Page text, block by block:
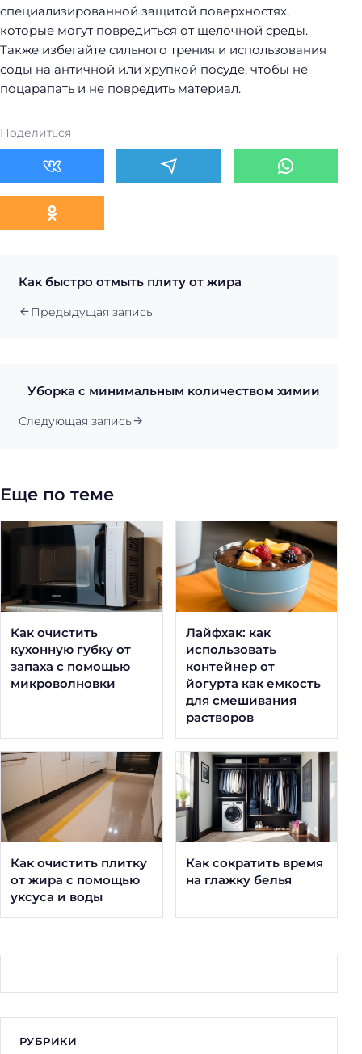
специализированной защитой поверхностях,
которые могут повредиться от щелочной среды.
Также избегайте сильного трения и использования
соды на античной или хрупкой посуде, чтобы не
поцарапать и не повредить материал.
Поделиться
Как быстро отмыть плиту от жира
Предыдущая запись
Уборка с минимальным количеством химии
Следующая запись
Еще по теме
Как очистить
кухонную губку от
запаха с помощью
микроволновки
Лайфхак: как
использовать
контейнер от
йогурта как емкость
для смешивания
растворов
Как очистить плитку
от жира с помощью
уксуса и воды
Как сократить время
на глажку белья
РУБРИКИ